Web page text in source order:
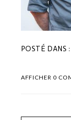
POSTÉ DANS :
AFFICHER0